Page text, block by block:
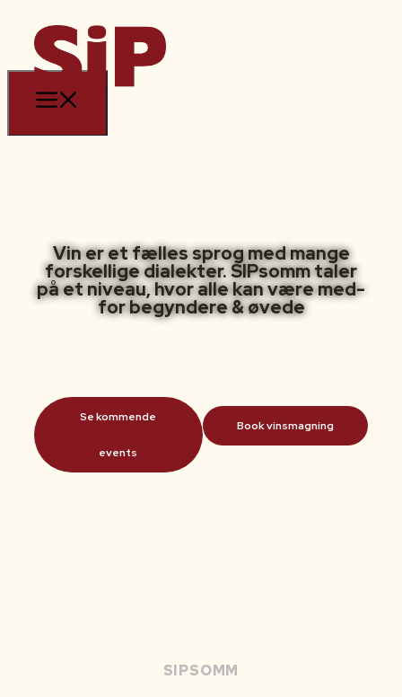
Vin er et fælles sprog med mange
forskellige dialekter. SIPsomm taler
på et niveau, hvor alle kan være med-
for begyndere & øvede
Se kommende
events
Book vinsmagning
SIPSOMM